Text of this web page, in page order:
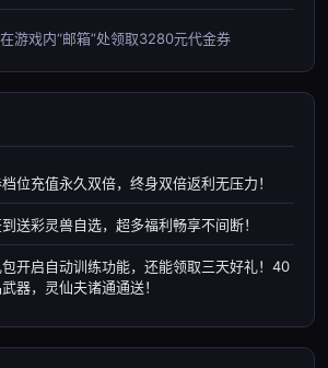
游戏内“邮箱”处领取3280元代金券
位充值永久双倍，终身双倍返利无压力！
送彩灵兽自选，超多福利畅享不间断！
开启自动训练功能，还能领取三天好礼！40
器，灵仙夫诸通通送！